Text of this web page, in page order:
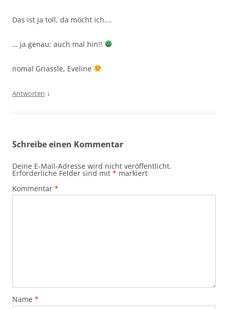
Das ist ja toll, da möcht ich….
… ja genau: auch mal hin!!
nomal Griassle, Eveline
Antworten ↓
Schreibe einen Kommentar
Deine E-Mail-Adresse wird nicht veröffentlicht.
Erforderliche Felder sind mit * markiert
Kommentar *
Name *